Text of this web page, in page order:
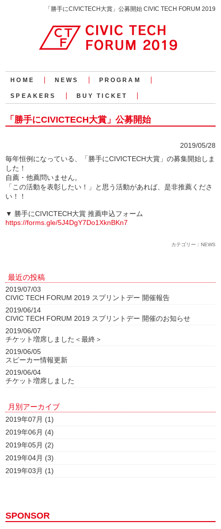
「勝手にCIVICTECH大賞」公募開始 CIVIC TECH FORUM 2019
HOME NEWS PROGRAM
SPEAKERS BUY TICKET
「勝手にCIVICTECH大賞」公募開始
2019/05/28
毎年恒例になっている、「勝手にCIVICTECH大賞」の募集開始しま
した！
自薦・他薦問いません。
「この活動を表彰したい！」と思う活動があれば、是非推薦くださ
い！！
▼ 勝手にCIVICTECH大賞 推薦申込フォーム
https://forms.gle/5J4DgY7Do1XknBKn7
カテゴリー：NEWS
最近の投稿
2019/07/03
CIVIC TECH FORUM 2019 スプリントデー 開催報告
2019/06/14
CIVIC TECH FORUM 2019 スプリントデー 開催のお知らせ
2019/06/07
チケット増席しました＜最終＞
2019/06/05
スピーカー情報更新
2019/06/04
チケット増席しました
月別アーカイブ
2019年07月 (1)
2019年06月 (4)
2019年05月 (2)
2019年04月 (3)
2019年03月 (1)
SPONSOR